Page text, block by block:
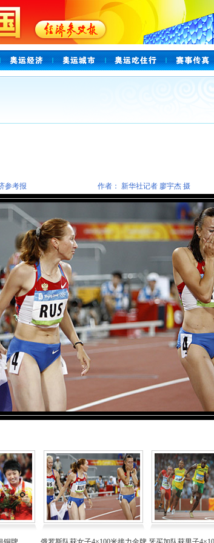
参考报 作者： 新华社记者 廖宇杰 摄